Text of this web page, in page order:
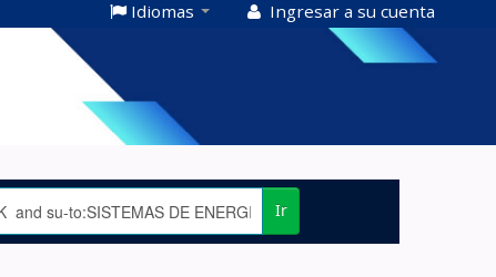
Idiomas Ingresar a su cuenta
Ir